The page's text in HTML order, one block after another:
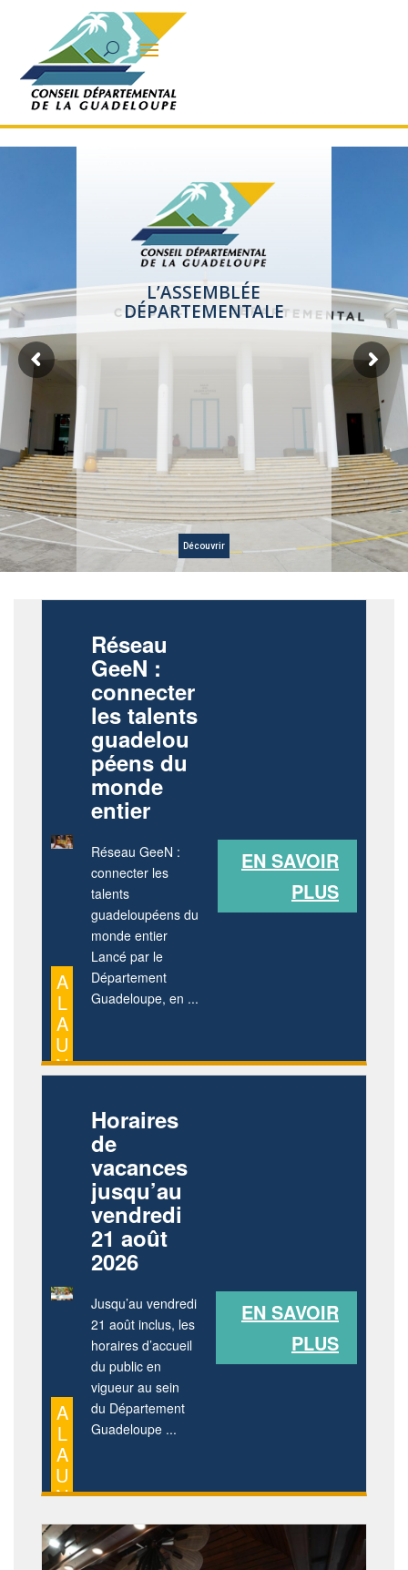
L’ASSEMBLÉE
DÉPARTEMENTALE
Découvrir
Réseau
GeeN :
connecter
les talents
guadelou
péens du
monde
entier
A
L
A
U
N
Réseau GeeN :
connecter les
talents
guadeloupéens du
monde entier
Lancé par le
Département
Guadeloupe, en ...
EN SAVOIR
PLUS
Horaires
de
vacances
jusqu’au
vendredi
21 août
2026
A
L
A
U
N
Jusqu’au vendredi
21 août inclus, les
horaires d’accueil
du public en
vigueur au sein
du Département
Guadeloupe ...
EN SAVOIR
PLUS